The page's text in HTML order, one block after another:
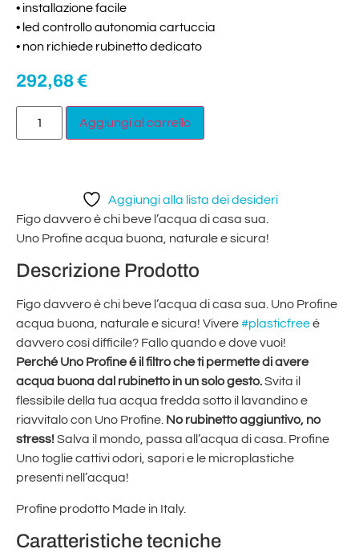
• installazione facile
• led controllo autonomia cartuccia
• non richiede rubinetto dedicato
292,68 €
Aggiungi al carrello
Aggiungi alla lista dei desideri
Figo davvero è chi beve l’acqua di casa sua.
Uno Profine acqua buona, naturale e sicura!
Descrizione Prodotto
Figo davvero è chi beve l’acqua di casa sua. Uno Profine
acqua buona, naturale e sicura! Vivere#plasticfreeé
davvero così difficile? Fallo quando e dove vuoi!
Perché Uno Profine é il filtro che ti permette di avere
acqua buona dal rubinetto in un solo gesto.Svita il
flessibile della tua acqua fredda sotto il lavandino e
riavvitalo con Uno Profine. No rubinetto aggiuntivo, no
stress!Salva il mondo, passa all’acqua di casa. Profine
Uno toglie cattivi odori, sapori e le microplastiche
presenti nell’acqua!
Profine prodotto Made in Italy.
Caratteristiche tecniche